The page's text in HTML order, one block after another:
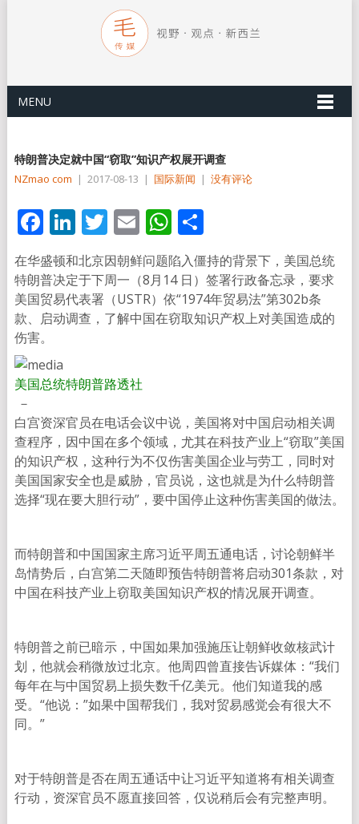
MENU
特朗普决定就中国“窃取”知识产权展开调查
NZmao com | 2017-08-13 | 国际新闻 | 没有评论
Facebook
LinkedIn
Twitter
EmailWhatsApp
分
享
在华盛顿和北京因朝鲜问题陷入僵持的背景下，美国总统
特朗普决定于下周一（8月14 日）签署行政备忘录，要求
美国贸易代表署（USTR）依“1974年贸易法”第302b条
款、启动调查，了解中国在窃取知识产权上对美国造成的
伤害。
美国总统特朗普路透社
－
白宫资深官员在电话会议中说，美国将对中国启动相关调
查程序，因中国在多个领域，尤其在科技产业上“窃取”美国
的知识产权，这种行为不仅伤害美国企业与劳工，同时对
美国国家安全也是威胁，官员说，这也就是为什么特朗普
选择“现在要大胆行动”，要中国停止这种伤害美国的做法。
而特朗普和中国国家主席习近平周五通电话，讨论朝鲜半
岛情势后，白宫第二天随即预告特朗普将启动301条款，对
中国在科技产业上窃取美国知识产权的情况展开调查。
特朗普之前已暗示，中国如果加强施压让朝鲜收敛核武计
划，他就会稍微放过北京。他周四曾直接告诉媒体：“我们
每年在与中国贸易上损失数千亿美元。他们知道我的感
受。“他说：”如果中国帮我们，我对贸易感觉会有很大不
同。”
对于特朗普是否在周五通话中让习近平知道将有相关调查
行动，资深官员不愿直接回答，仅说稍后会有完整声明。